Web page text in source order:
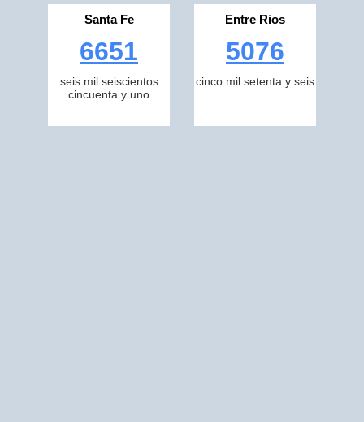
Santa Fe
6651
seis mil seiscientos
cincuenta y uno
Entre Rios
5076
cinco mil setenta y seis